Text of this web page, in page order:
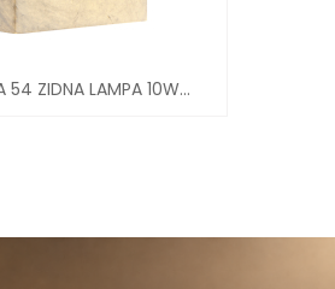
54 ZIDNA LAMPA 10W...